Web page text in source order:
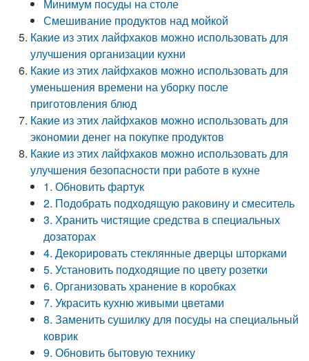
Минимум посуды на столе
Смешивание продуктов над мойкой
Какие из этих лайфхаков можно использовать для
улучшения организации кухни
Какие из этих лайфхаков можно использовать для
уменьшения времени на уборку после
приготовления блюд
Какие из этих лайфхаков можно использовать для
экономии денег на покупке продуктов
Какие из этих лайфхаков можно использовать для
улучшения безопасности при работе в кухне
1. Обновить фартук
2. Подобрать подходящую раковину и смеситель
3. Хранить чистящие средства в специальных
дозаторах
4. Декорировать стеклянные дверцы шторками
5. Установить подходящие по цвету розетки
6. Организовать хранение в коробках
7. Украсить кухню живыми цветами
8. Заменить сушилку для посуды на специальный
коврик
9. Обновить бытовую технику